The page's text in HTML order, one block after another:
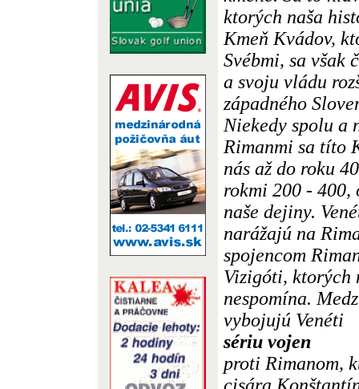
ktorých naša
Kmeň Kvádov,
Svébmi, sa však
a svoju vládu
západného
Niekedy spolu a
Rimanmi sa títo
nás až do roku
rokmi 200 - 400,
naše dejiny.
narážajú na
spojencom
Vizigóti, ktorých
nespomína.
vybojujú Venéti
sériu vojen
proti Rimanom,